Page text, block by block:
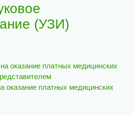
(УЗИ)
оказание платных медицинских
платных медицинских